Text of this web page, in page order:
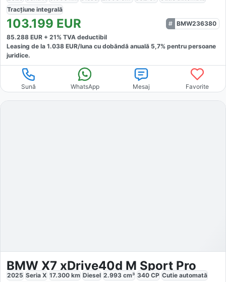
Tracțiune integrală
103.199 EUR
BMW236380
85.288 EUR + 21% TVA deductibil
Leasing de la 1.038 EUR/luna cu dobăndă anuală 5,7% pentru persoane
juridice.
Sună WhatsApp Mesaj Favorite
BMW X7 xDrive40d M Sport Pro
2025 Seria X 17.300 km Diesel 2.993 cm³ 340 CP Cutie automată